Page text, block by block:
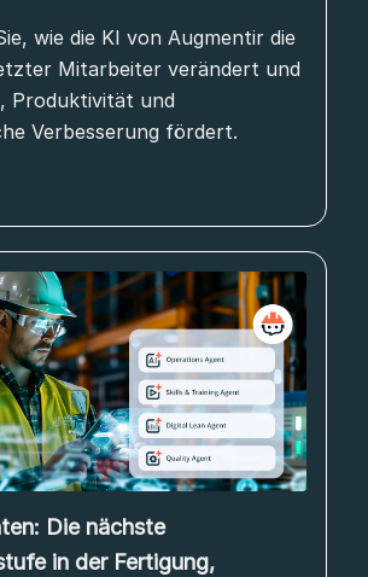
wie die KI von Augmentir die
Mitarbeiter verändert und
Produktivität und
Verbesserung fördert.
Die nächste
in der Fertigung,